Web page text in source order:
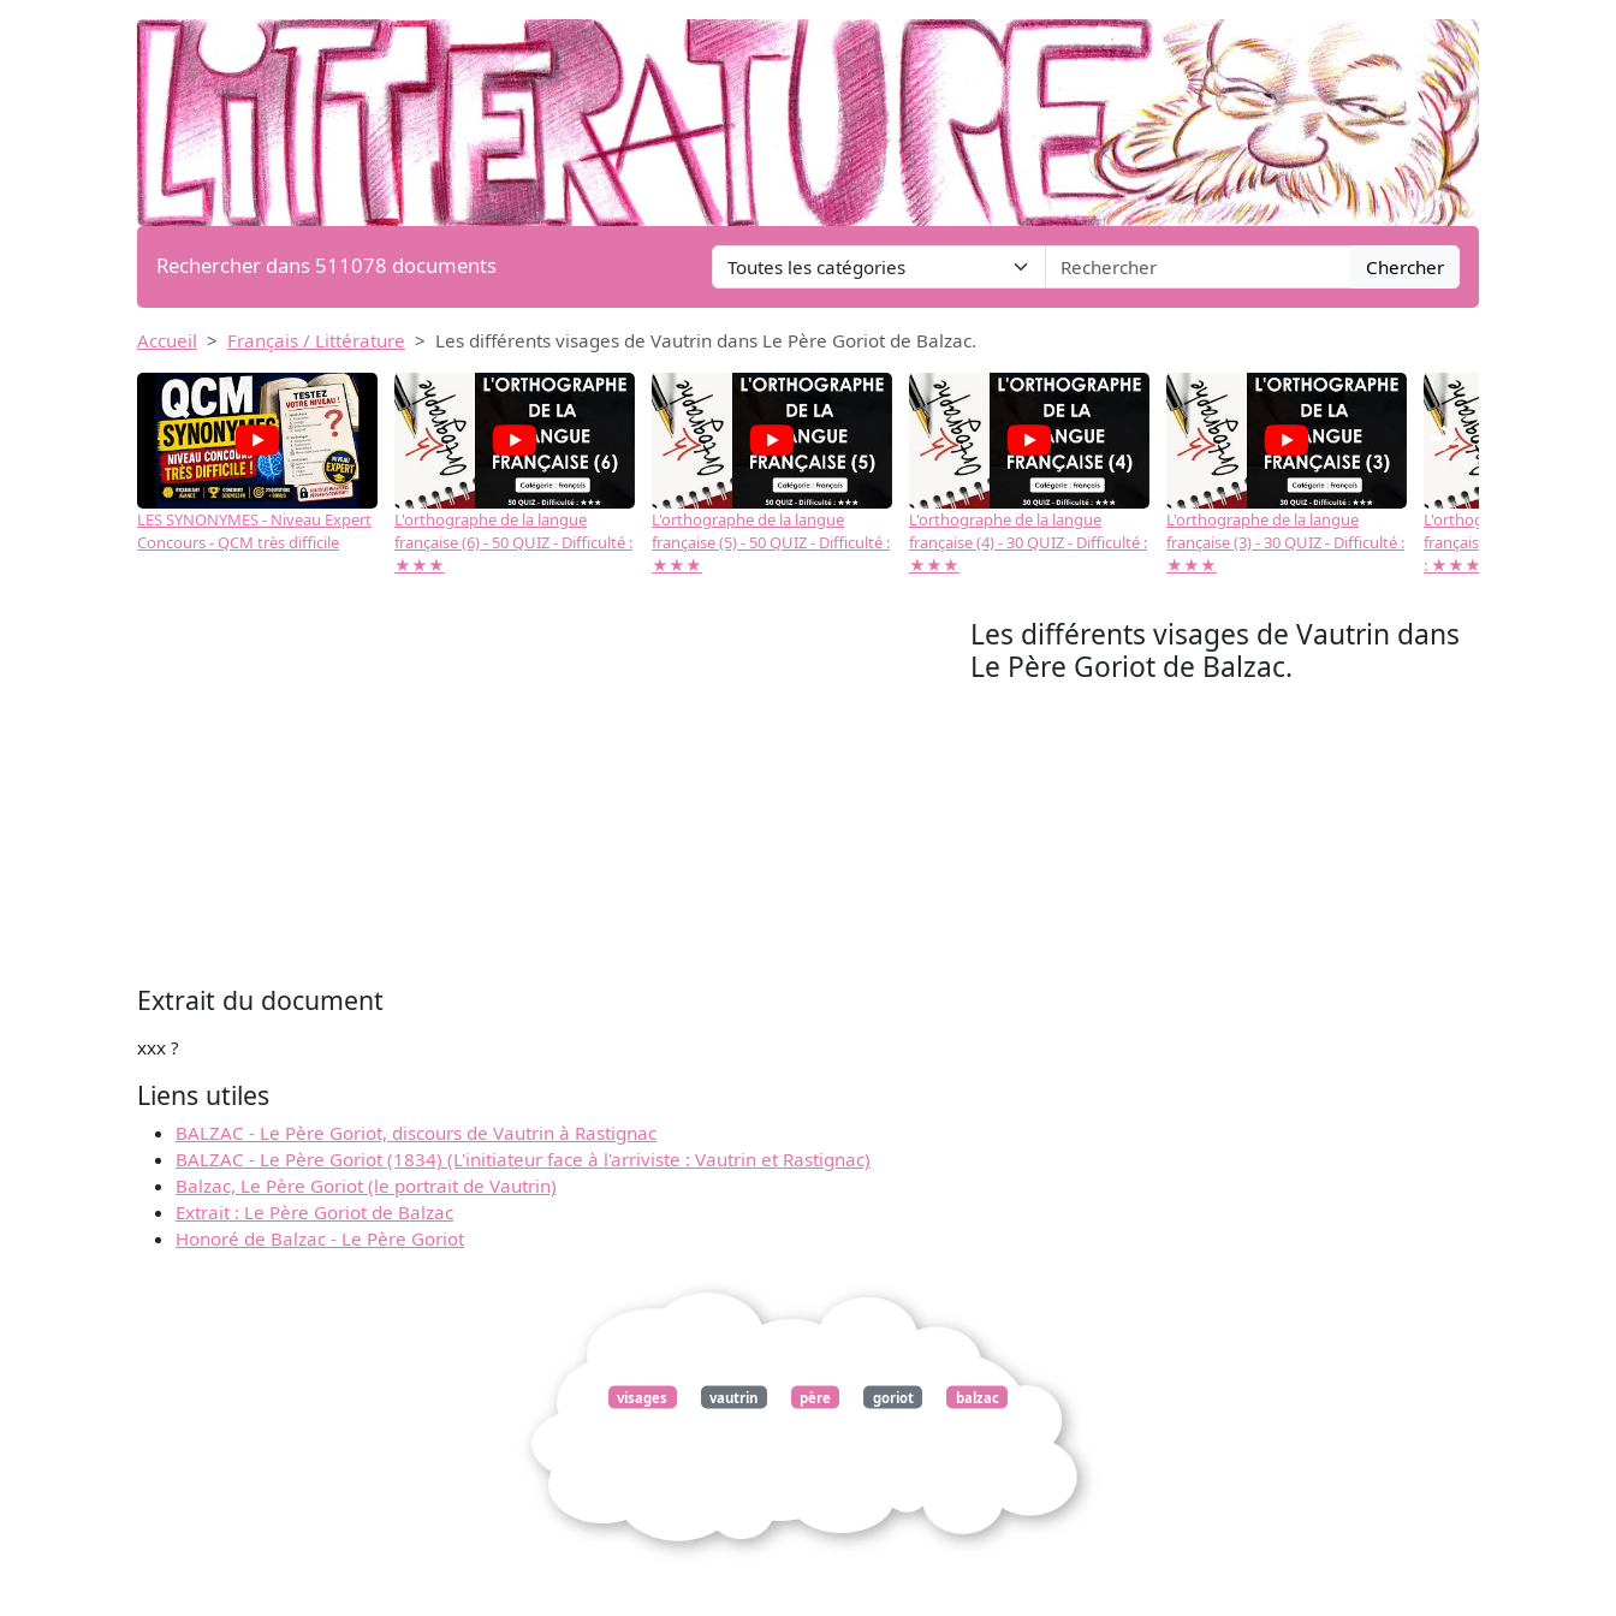
Rechercher dans 511078 documents Chercher
Accueil Français / Littérature Les différents visages de Vautrin dans Le Père Goriot de Balzac.
LES SYNONYMES - Niveau Expert
Concours - QCM très difficile
L'orthographe de la langue
française (6) - 50 QUIZ - Difficulté :
★★★
L'orthographe de la langue
française (5) - 50 QUIZ - Difficulté :
★★★
L'orthographe de la langue
française (4) - 30 QUIZ - Difficulté :
★★★
L'orthographe de la langue
française (3) - 30 QUIZ - Difficulté :
★★★
L'orthographe de la langue
française (2) -( 20 QUIZ -
: ★★★
→
Les différents visages de Vautrin dans
Le Père Goriot de Balzac.
Extrait du document
xxx ?
Liens utiles
BALZAC - Le Père Goriot, discours de Vautrin à Rastignac
BALZAC - Le Père Goriot (1834) (L'initiateur face à l'arriviste : Vautrin et Rastignac)
Balzac, Le Père Goriot (le portrait de Vautrin)
Extrait : Le Père Goriot de Balzac
Honoré de Balzac - Le Père Goriot
visages vautrin père goriot balzac